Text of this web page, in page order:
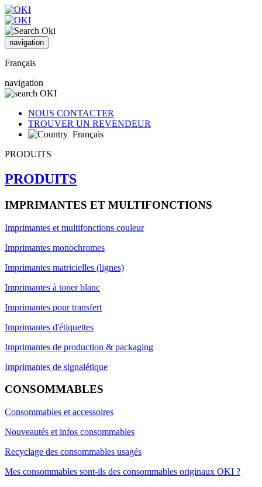
navigation
Français
navigation
NOUS CONTACTER
TROUVER UN REVENDEUR
Français
PRODUITS
PRODUITS
IMPRIMANTES ET MULTIFONCTIONS
Imprimantes et multifonctions couleur
Imprimantes monochromes
Imprimantes matricielles (lignes)
Imprimantes à toner blanc
Imprimantes pour transfert
Imprimantes d'étiquettes
Imprimantes de production & packaging
Imprimantes de signalétique
CONSOMMABLES
Consommables et accessoires
Nouveautés et infos consommables
Recyclage des consommables usagés
Mes consommables sont-ils des consommables originaux OKI ?